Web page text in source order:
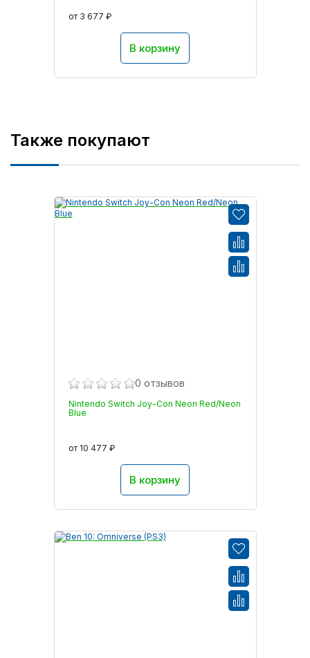
от 3 677 ₽
В корзину
Также покупают
0 отзывов
Nintendo Switch Joy-Con Neon Red/Neon
Blue
от 10 477 ₽
В корзину